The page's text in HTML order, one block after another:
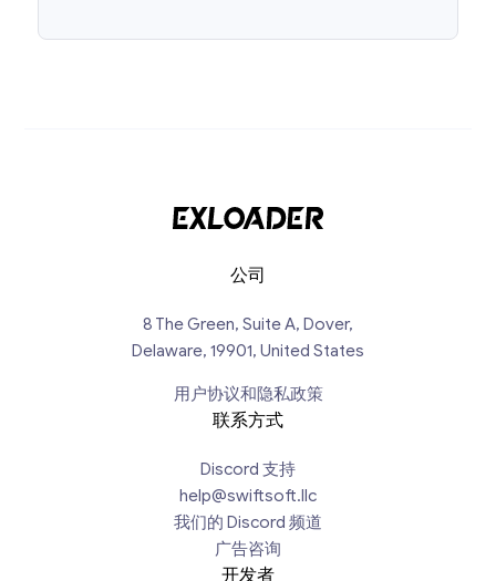
公司
8 The Green, Suite A, Dover,
Delaware, 19901, United States
用户协议和隐私政策
联系方式
Discord 支持
help@swiftsoft.llc
我们的 Discord 频道
广告咨询
开发者